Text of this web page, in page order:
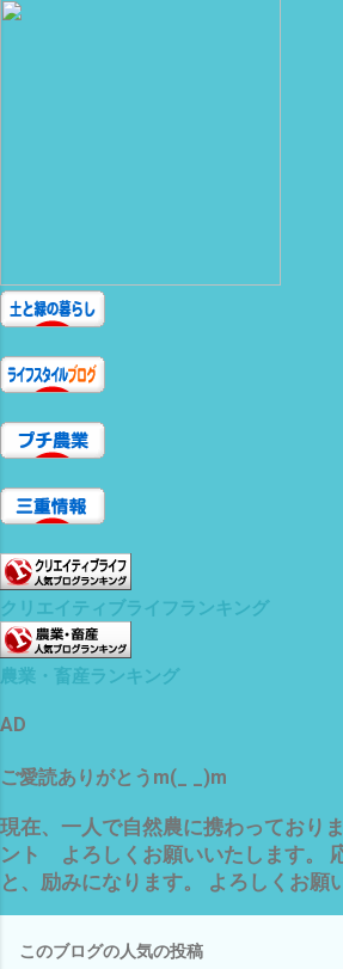
クリエイティブライフランキング
農業・畜産ランキング
AD
ご愛読ありがとうm(_ _)m
現在、一人で自然農に携わっており
ント よろしくお願いいたします。
と、励みになります。 よろしくお願
このブログの人気の投稿